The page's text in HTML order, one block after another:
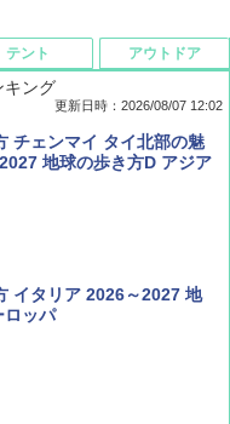
２０２６年 ９月号 [雑
ＦＡＮ)
年 9 月号【特別付録:
"財布 ランダム2種】
キング
更新日時：2026/08/07 12:02
チェンマイ タイ北部の魅
地球の歩き方D アジア
イタリア 2026～2027 地
ロッパ
テント アウトドア